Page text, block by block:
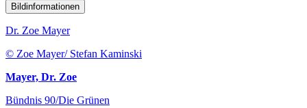
Bildinformationen
Dr. Zoe Mayer
© Zoe Mayer/ Stefan Kaminski
Mayer, Dr. Zoe
Bündnis 90/Die Grünen